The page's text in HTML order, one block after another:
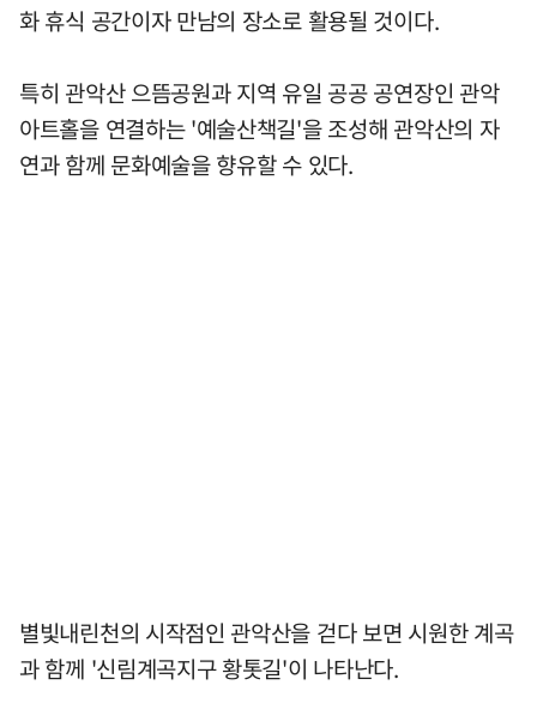
화 휴식 공간이자 만남의 장소로 활용될 것이다.
특히 관악산 으뜸공원과 지역 유일 공공 공연장인 관악
아트홀을 연결하는 '예술산책길'을 조성해 관악산의 자
연과 함께 문화예술을 향유할 수 있다.
별빛내린천의 시작점인 관악산을 걷다 보면 시원한 계곡
과 함께 '신림계곡지구 황톳길'이 나타난다.